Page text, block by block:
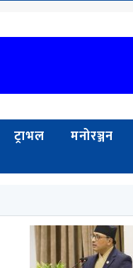
ट्राभल मनोरञ्जन